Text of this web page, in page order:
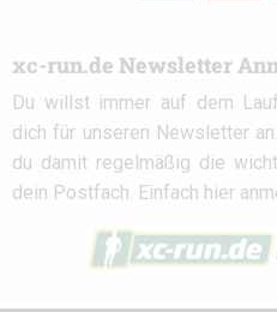
xc-run.de Newsletter
Du willst immer auf dem
dich für unseren Newsletter
du damit regelmäßig die
dein Postfach. Einfach hier